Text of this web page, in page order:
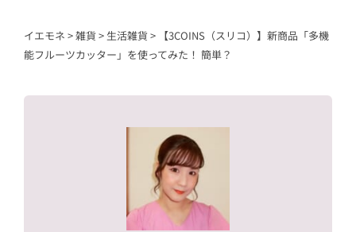
イエモネ >雑貨 > 生活雑貨 > 【3COINS（スリコ）】新商品「多機
能フルーツカッター」を使ってみた！ 簡単？